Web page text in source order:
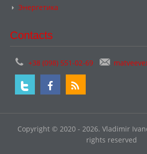
Энергетика
Contacts
+38 (098) 551-02-69
Copyright © 2020 - 2026. Vladimir
rights reserved